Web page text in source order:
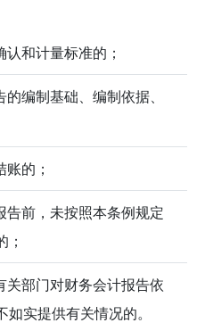
和计量标准的；
编制基础、编制依据、
的；
告前，未按照本条例规定
关部门对财务会计报告依
实提供有关情况的。